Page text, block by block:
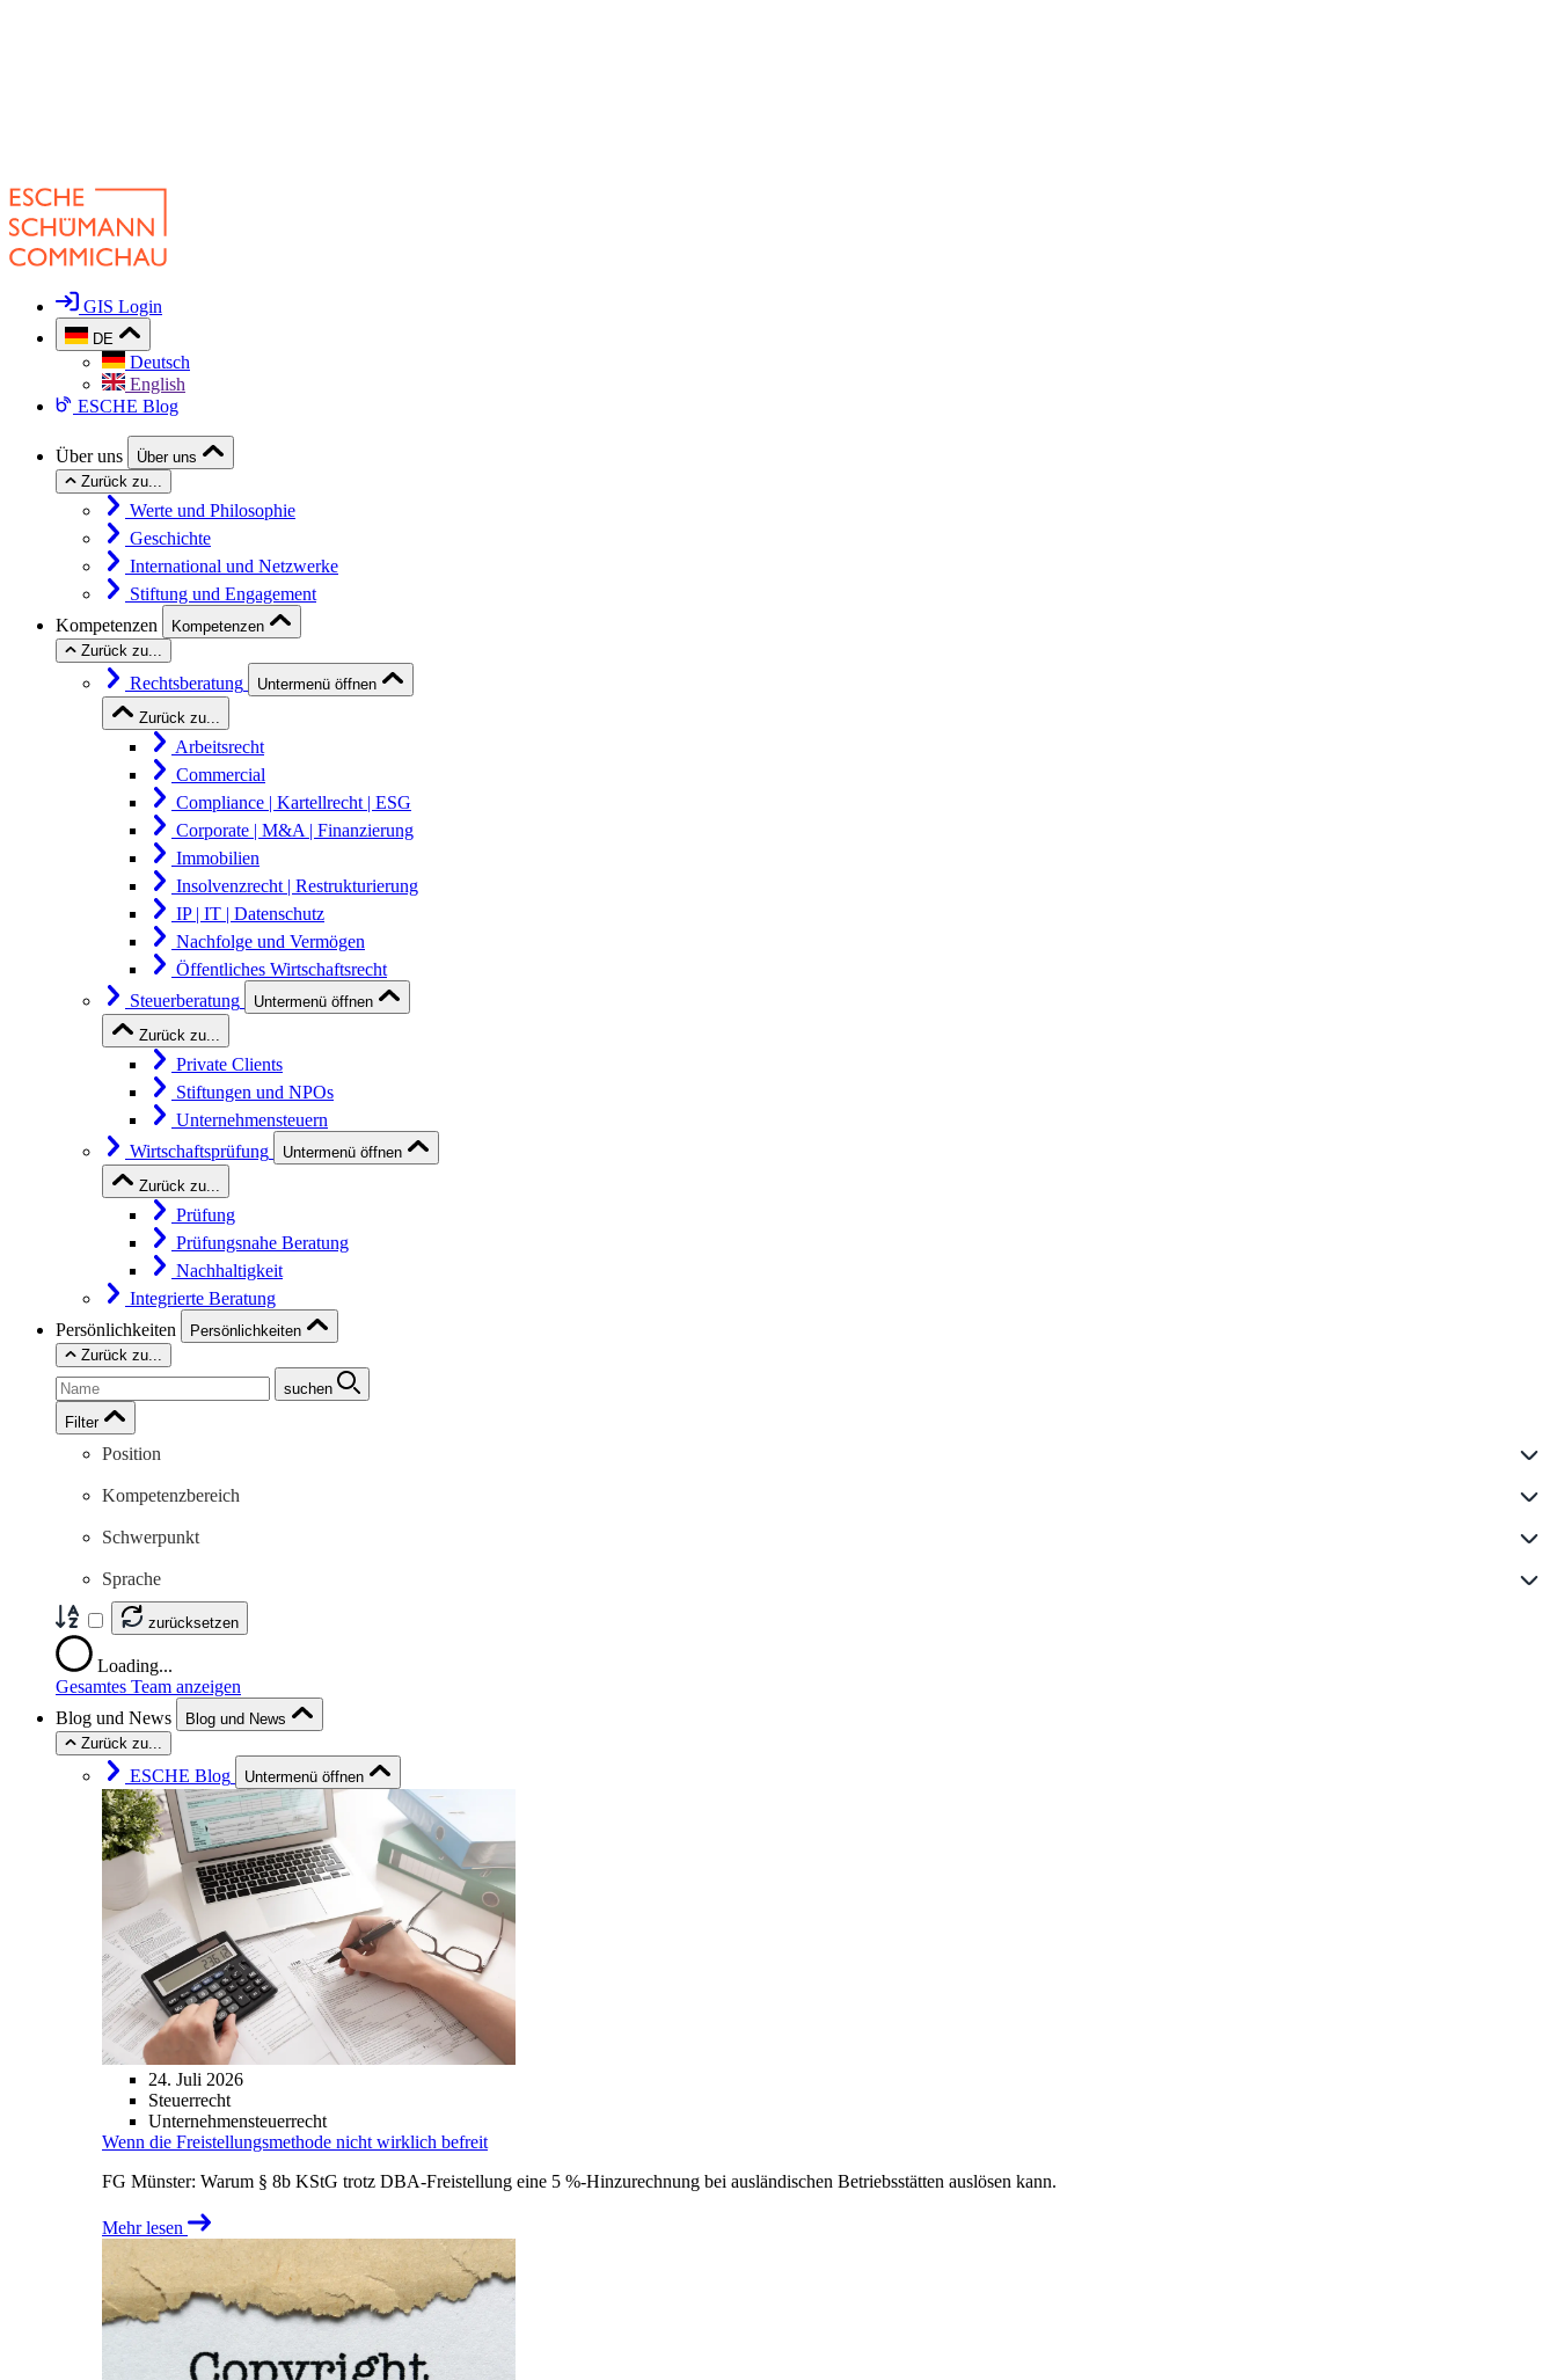
GIS Login
DE
Deutsch
English
ESCHE Blog
Über uns
Über uns
Zurück zu...
Werte und Philosophie
Geschichte
International und Netzwerke
Stiftung und Engagement
Kompetenzen
Kompetenzen
Zurück zu...
Rechtsberatung
Untermenü öffnen
Zurück zu...
Arbeitsrecht
Commercial
Compliance | Kartellrecht | ESG
Corporate | M&A | Finanzierung
Immobilien
Insolvenzrecht | Restrukturierung
IP | IT | Datenschutz
Nachfolge und Vermögen
Öffentliches Wirtschaftsrecht
Steuerberatung
Untermenü öffnen
Zurück zu...
Private Clients
Stiftungen und NPOs
Unternehmensteuern
Wirtschaftsprüfung
Untermenü öffnen
Zurück zu...
Prüfung
Prüfungsnahe Beratung
Nachhaltigkeit
Integrierte Beratung
Persönlichkeiten
Persönlichkeiten
Zurück zu...
suchen
Filter
Position
Kompetenzbereich
Schwerpunkt
Sprache
zurücksetzen
Loading...
Gesamtes Team anzeigen
Blog und News
Blog und News
Zurück zu...
ESCHE Blog Untermenü öffnen
24. Juli 2026
Steuerrecht
Unternehmensteuerrecht
Wenn die Freistellungsmethode nicht wirklich befreit
FG Münster: Warum § 8b KStG trotz DBA-Freistellung eine 5 %-Hinzurechnung bei ausländischen Betriebsstätten auslösen kann.
Mehr lesen